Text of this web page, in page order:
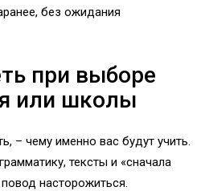
без ожидания
при выборе
или школы
– чему именно вас будут учить.
тексты и «сначала
насторожиться.